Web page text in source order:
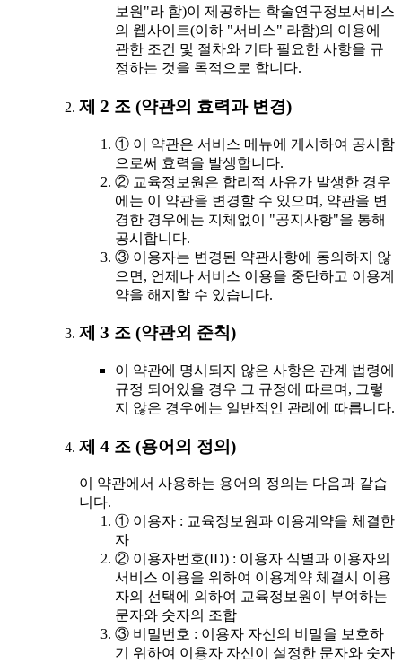
보원"라 함)이 제공하는 학술연구정보서비스
의 웹사이트(이하 "서비스" 라함)의 이용에
관한 조건 및 절차와 기타 필요한 사항을 규
정하는 것을 목적으로 합니다.
제 2 조 (약관의 효력과 변경)
① 이 약관은 서비스 메뉴에 게시하여 공시함
으로써 효력을 발생합니다.
② 교육정보원은 합리적 사유가 발생한 경우
에는 이 약관을 변경할 수 있으며, 약관을 변
경한 경우에는 지체없이 "공지사항"을 통해
공시합니다.
③ 이용자는 변경된 약관사항에 동의하지 않
으면, 언제나 서비스 이용을 중단하고 이용계
약을 해지할 수 있습니다.
제 3 조 (약관외 준칙)
이 약관에 명시되지 않은 사항은 관계 법령에
규정 되어있을 경우 그 규정에 따르며, 그렇
지 않은 경우에는 일반적인 관례에 따릅니다.
제 4 조 (용어의 정의)
이 약관에서 사용하는 용어의 정의는 다음과 같습
니다.
① 이용자 : 교육정보원과 이용계약을 체결한
자
② 이용자번호(ID) : 이용자 식별과 이용자의
서비스 이용을 위하여 이용계약 체결시 이용
자의 선택에 의하여 교육정보원이 부여하는
문자와 숫자의 조합
③ 비밀번호 : 이용자 자신의 비밀을 보호하
기 위하여 이용자 자신이 설정한 문자와 숫자